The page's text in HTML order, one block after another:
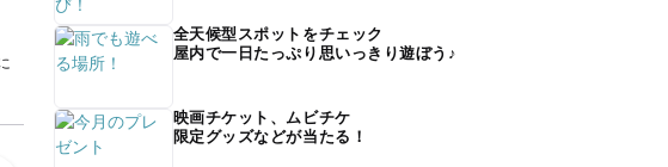
全天候型スポットをチェック
屋内で一日たっぷり思いっきり遊ぼう♪
映画チケット、ムビチケ
限定グッズなどが当たる！